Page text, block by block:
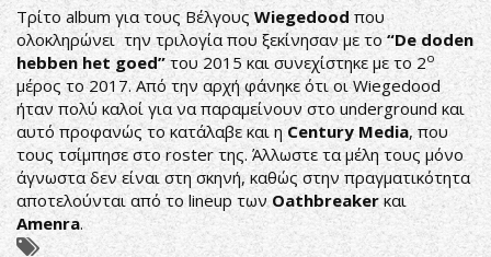
Τρίτο album για τους ΒέλγουςWiegedoodπου
ολοκληρώνει την τριλογία που ξεκίνησαν με το“De doden
hebben het goed”του 2015 και συνεχίστηκε με το 2ο
μέρος το 2017. Από την αρχή φάνηκε ότι οι Wiegedood
ήταν πολύ καλοί για να παραμείνουν στο underground και
αυτό προφανώς το κατάλαβε και ηCentury Media, που
τους τσίμπησε στο roster της. Άλλωστε τα μέλη τους μόνο
άγνωστα δεν είναι στη σκηνή, καθώς στην πραγματικότητα
αποτελούνται από το lineup τωνOathbreakerκαι
Amenra.